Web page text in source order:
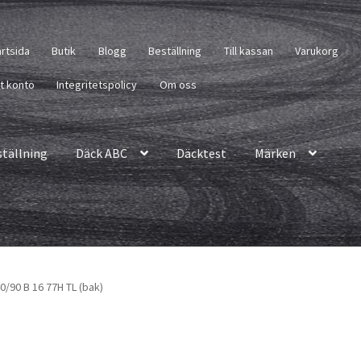
Butik Blogg Beställning Till kassan Varukorg
konto Integritetspolicy Om oss
Däck ABC Däcktest Märken
90 B 16 77H TL (bak)